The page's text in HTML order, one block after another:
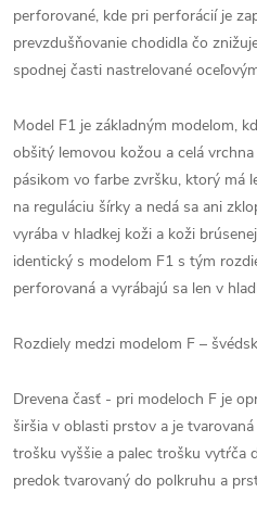
perforované, kde pri perforácií je
prevzdušňovanie chodidla čo
spodnej časti nastrelované
Model F1 je základným modelom,
obšitý lemovou kožou a celá
pásikom vo farbe zvršku, ktorý má
na reguláciu šírky a nedá sa ani
vyrába v hladkej koži a koži
identický s modelom F1 s tým
perforovaná a vyrábajú sa len v
Rozdiely medzi modelom F –
Drevena časť - pri modeloch F je
širšia v oblasti prstov a je
trošku vyššie a palec trošku vytŕča
predok tvarovaný do polkruhu a